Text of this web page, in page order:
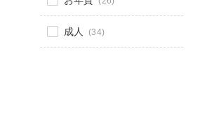
成人 (34)